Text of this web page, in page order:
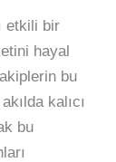
etkili bir
hayal
bu
kalıcı
bu